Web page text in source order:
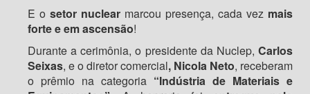
E o setor nuclear marcou presença, cada vez mais
forte e em ascensão!
Durante a cerimônia, o presidente da Nuclep, Carlos
Seixas, e o diretor comercial, Nicola Neto, receberam
o prêmio na categoria “Indústria de Materiais e